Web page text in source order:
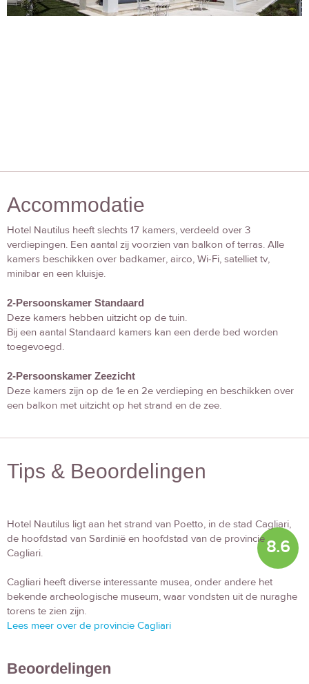
Accommodatie
Hotel Nautilus heeft slechts 17 kamers, verdeeld over 3
verdiepingen. Een aantal zij voorzien van balkon of terras. Alle
kamers beschikken over badkamer, airco, Wi-Fi, satelliet tv,
minibar en een kluisje.
2-Persoonskamer Standaard
Deze kamers hebben uitzicht op de tuin.
Bij een aantal Standaard kamers kan een derde bed worden
toegevoegd.
2-Persoonskamer Zeezicht
Deze kamers zijn op de 1e en 2e verdieping en beschikken over
een balkon met uitzicht op het strand en de zee.
Tips & Beoordelingen
8.6
Hotel Nautilus ligt aan het strand van Poetto, in de stad Cagliari,
de hoofdstad van Sardinië en hoofdstad van de provincie
Cagliari.
Cagliari heeft diverse interessante musea, onder andere het
bekende archeologische museum, waar vondsten uit de nuraghe
torens te zien zijn.
Lees meer over de provincie Cagliari
Beoordelingen